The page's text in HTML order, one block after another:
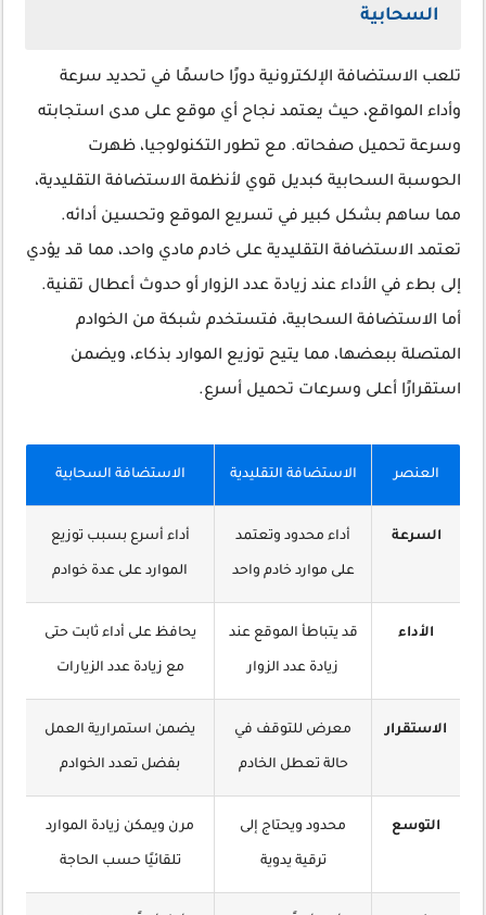
السحابية
تلعب الاستضافة الإلكترونية دورًا حاسمًا في تحديد سرعة
وأداء المواقع، حيث يعتمد نجاح أي موقع على مدى استجابته
وسرعة تحميل صفحاته. مع تطور التكنولوجيا، ظهرت
الحوسبة السحابية كبديل قوي لأنظمة الاستضافة التقليدية،
مما ساهم بشكل كبير في تسريع الموقع وتحسين أدائه.
تعتمد الاستضافة التقليدية على خادم مادي واحد، مما قد يؤدي
إلى بطء في الأداء عند زيادة عدد الزوار أو حدوث أعطال تقنية.
أما الاستضافة السحابية، فتستخدم شبكة من الخوادم
المتصلة ببعضها، مما يتيح توزيع الموارد بذكاء، ويضمن
استقرارًا أعلى وسرعات تحميل أسرع.
العنصر الاستضافة التقليدية الاستضافة السحابية
السرعة أداء محدود وتعتمد
على موارد خادم واحد
أداء أسرع بسبب توزيع
الموارد على عدة خوادم
الأداء قد يتباطأ الموقع عند
زيادة عدد الزوار
يحافظ على أداء ثابت حتى
مع زيادة عدد الزيارات
الاستقرار معرض للتوقف في
حالة تعطل الخادم
يضمن استمرارية العمل
بفضل تعدد الخوادم
التوسع محدود ويحتاج إلى
ترقية يدوية
مرن ويمكن زيادة الموارد
تلقائيًا حسب الحاجة